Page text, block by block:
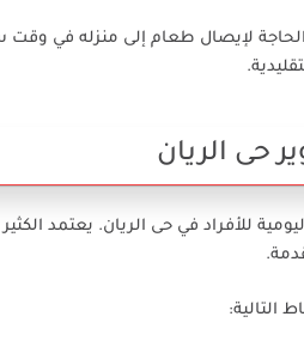
لإيصال طعام إلى منزله في وقت
حى الريان
للأفراد في حى الريان. يعتمد
التالية: